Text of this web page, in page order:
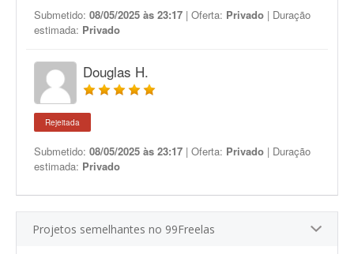
Submetido: 08/05/2025 às 23:17 | Oferta: Privado | Duração
estimada: Privado
Douglas H.
Rejeitada
Submetido: 08/05/2025 às 23:17 | Oferta: Privado | Duração
estimada: Privado
Projetos semelhantes no 99Freelas